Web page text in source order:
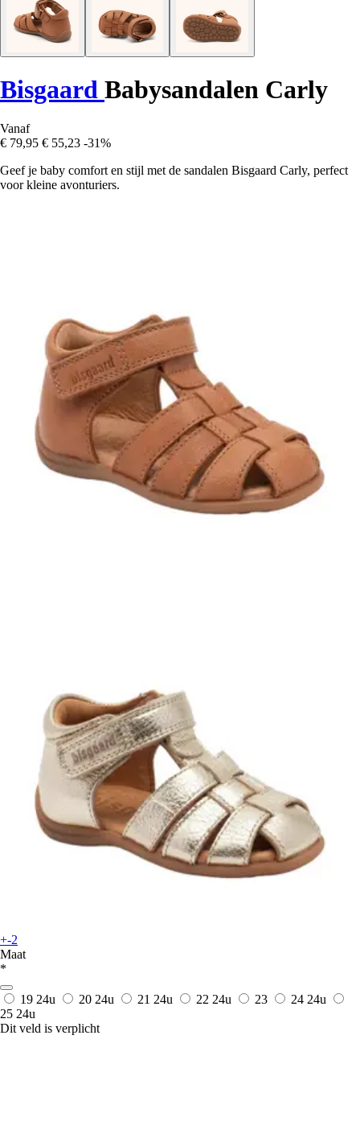
Bisgaard Babysandalen Carly
Vanaf
€ 79,95 € 55,23 -31%
Geef je baby comfort en stijl met de sandalen Bisgaard Carly, perfect
voor kleine avonturiers.
+-2
Maat
*
19 24u 20 24u 21 24u 22 24u 23 24 24u
25 24u
Dit veld is verplicht